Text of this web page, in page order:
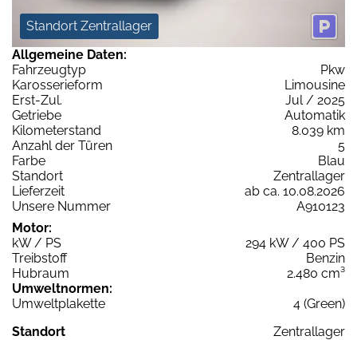
Standort Zentrallager
Allgemeine Daten:
Fahrzeugtyp
Pkw
Karosserieform
Limousine
Erst-Zul.
Jul / 2025
Getriebe
Automatik
Kilometerstand
8.039 km
Anzahl der Türen
5
Farbe
Blau
Standort
Zentrallager
Lieferzeit
ab ca. 10.08.2026
Unsere Nummer
A910123
Motor:
kW / PS
294 kW / 400 PS
Treibstoff
Benzin
Hubraum
2.480 cm³
Umweltnormen:
Umweltplakette
4 (Green)
Standort
Zentrallager